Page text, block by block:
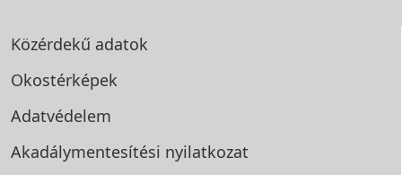
Közérdekű adatok
Okostérképek
Adatvédelem
Akadálymentesítési nyilatkozat